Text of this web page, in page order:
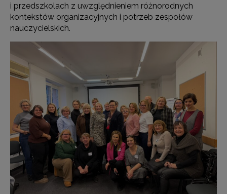
i przedszkolach z uwzględnieniem różnorodnych
kontekstów organizacyjnych i potrzeb zespołów
nauczycielskich.